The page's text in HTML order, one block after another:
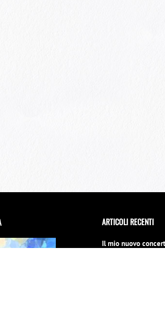
ARTICOLI RECENTI
Il mio nuovo